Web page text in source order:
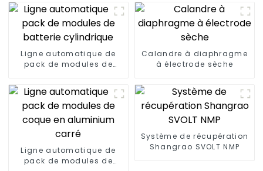
Ligne automatique de
pack de modules de
Calandre à diaphragme
à électrode sèche
Ligne automatique de
pack de modules de
Système de récupération
Shangrao SVOLT NMP